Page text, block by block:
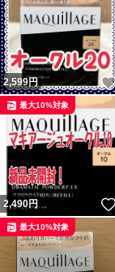
2,599円
2,490円
最大10%対象
最大10%対象